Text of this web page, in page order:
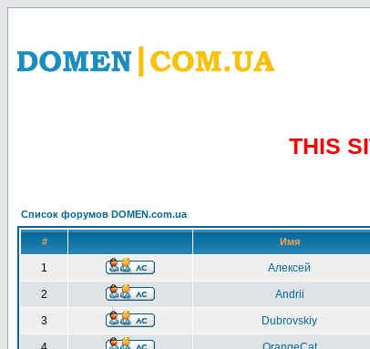
THIS
Список форумов DOMEN.com.ua
# Имя
1 Алексей
2 Andrii
3 Dubrovskiy